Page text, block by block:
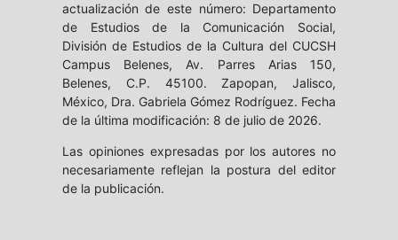
actualización de este número: Departamento
de Estudios de la Comunicación Social,
División de Estudios de la Cultura del CUCSH
Campus Belenes, Av. Parres Arias 150,
Belenes, C.P. 45100. Zapopan, Jalisco,
México, Dra. Gabriela Gómez Rodríguez. Fecha
de la última modificación: 8 de julio de 2026.
Las opiniones expresadas por los autores no
necesariamente reflejan la postura del editor
de la publicación.